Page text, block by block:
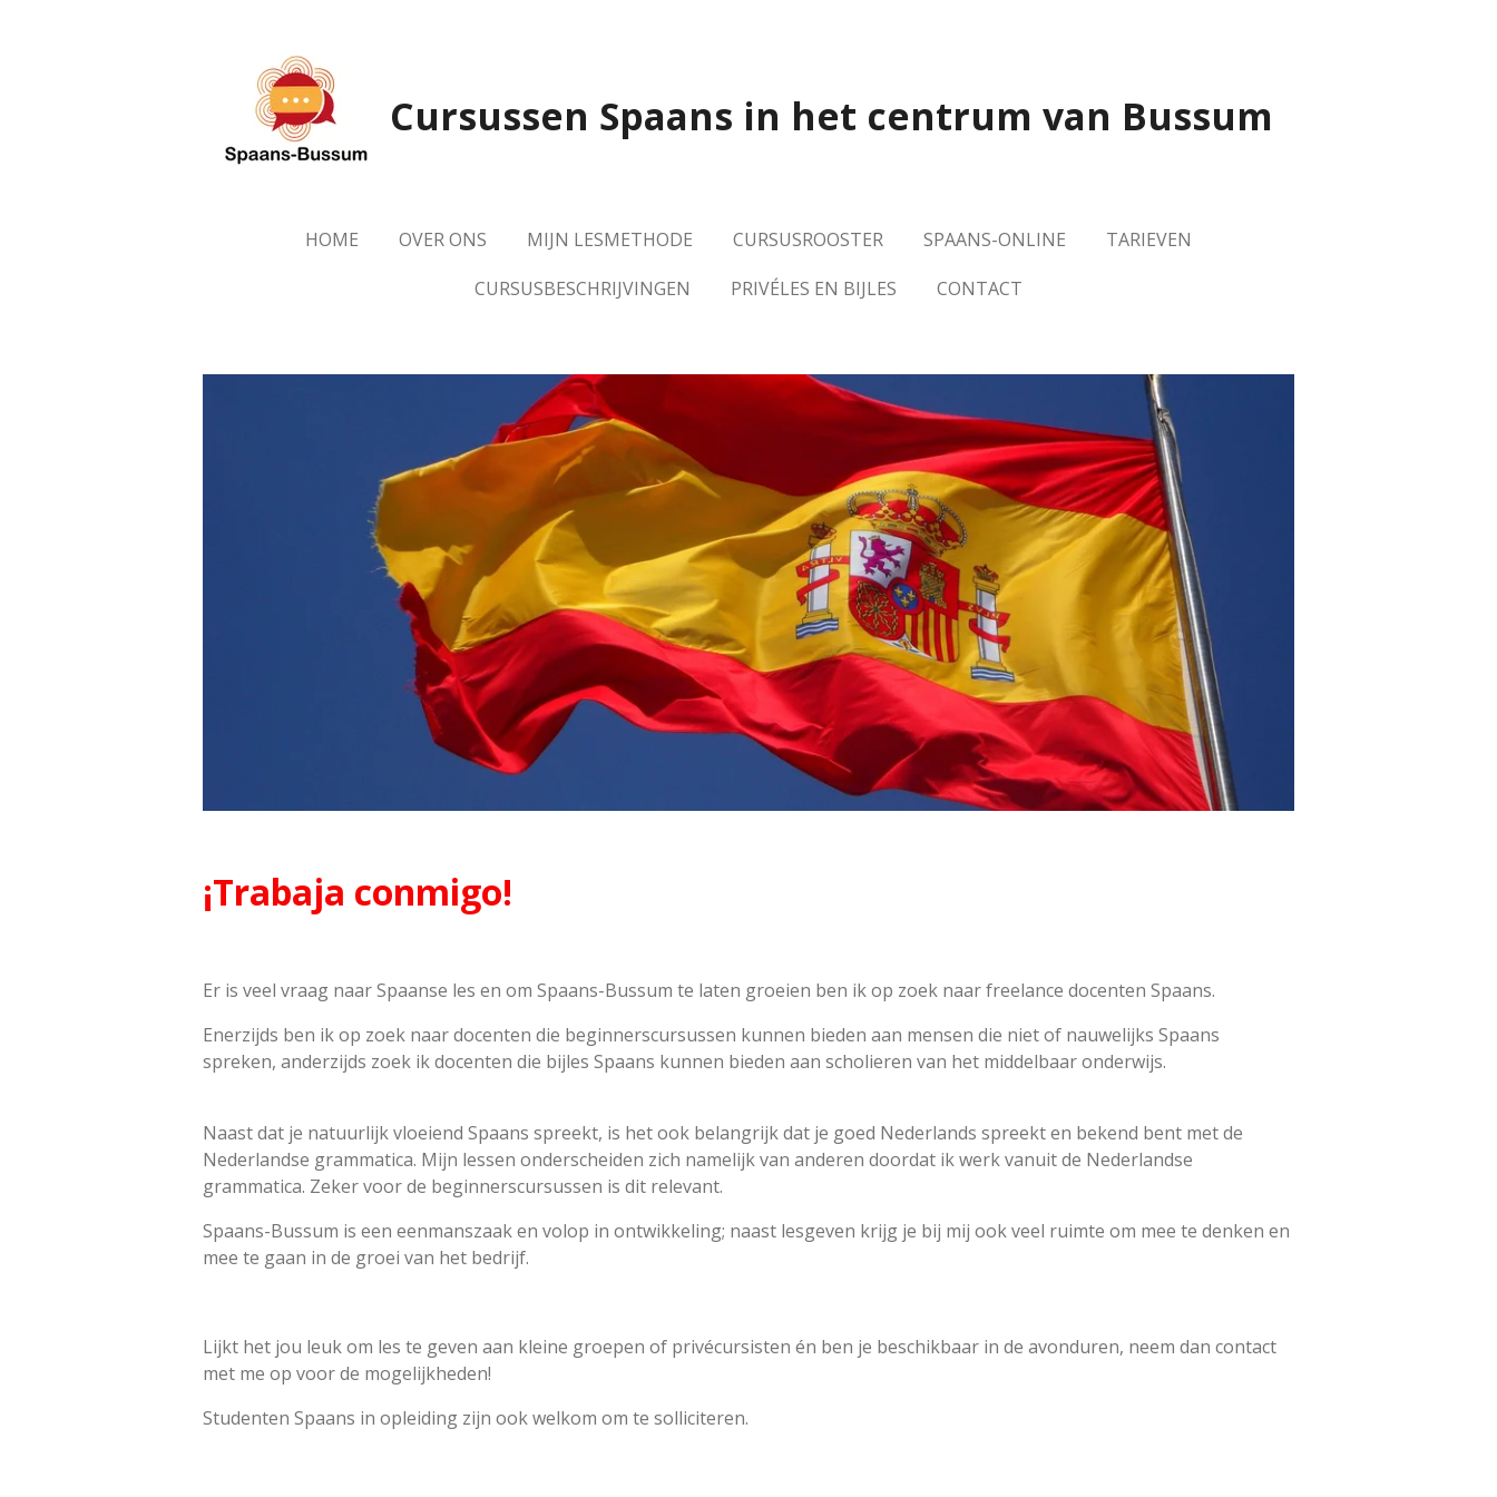
Cursussen Spaans in het centrum van Bussum
HOME OVER ONS MIJN LESMETHODE CURSUSROOSTER SPAANS-ONLINE
TARIEVEN
CURSUSBESCHRIJVINGEN
PRIVÉLES EN BIJLES CONTACT
¡Trabaja conmigo!
Er is veel vraag naar Spaanse les en om Spaans-Bussum te laten groeien ben ik op zoek naar freelance docenten Spaans.
Enerzijds ben ik op zoek naar docenten die beginnerscursussen kunnen bieden aan mensen die niet of nauwelijks Spaans
spreken, anderzijds zoek ik docenten die bijles Spaans kunnen bieden aan scholieren van het middelbaar onderwijs.
Naast dat je natuurlijk vloeiend Spaans spreekt, is het ook belangrijk dat je goed Nederlands spreekt en bekend bent met de
Nederlandse grammatica. Mijn lessen onderscheiden zich namelijk van anderen doordat ik werk vanuit de Nederlandse
grammatica. Zeker voor de beginnerscursussen is dit relevant.
Spaans-Bussum is een eenmanszaak en volop in ontwikkeling; naast lesgeven krijg je bij mij ook veel ruimte om mee te denken en
mee te gaan in de groei van het bedrijf.
Lijkt het jou leuk om les te geven aan kleine groepen of privécursisten én ben je beschikbaar in de avonduren, neem dan contact
met me op voor de mogelijkheden!
Studenten Spaans in opleiding zijn ook welkom om te solliciteren.